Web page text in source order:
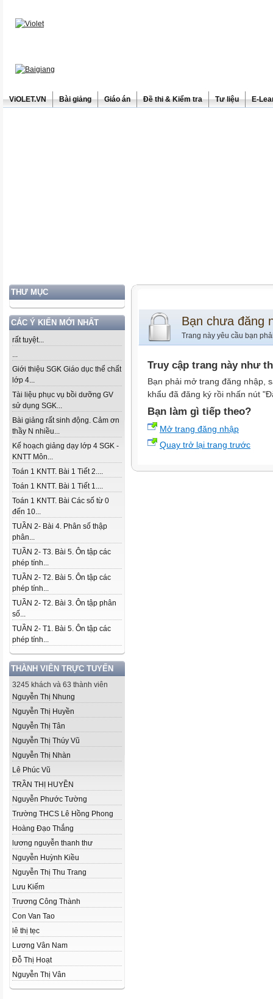
ViOLET.VN Bài giảng Giáo án Đề thi & Kiểm tra Tư liệu E-
THƯ MỤC
CÁC Ý KIẾN MỚI NHẤT
rất tuyệt...
...
Giới thiệu SGK Giáo dục thể chất
lớp 4...
Tài liệu phục vụ bồi dưỡng GV
sử dụng SGK...
Bài giảng rất sinh động. Cảm ơn
thầy N nhiều...
Kế hoạch giảng dạy lớp 4 SGK -
KNTT Môn...
Toán 1 KNTT. Bài 1 Tiết 2....
Toán 1 KNTT. Bài 1 Tiết 1....
Toán 1 KNTT. Bài Các số từ 0
đến 10...
TUẦN 2- Bài 4. Phân số thập
phân...
TUẦN 2- T3. Bài 5. Ôn tập các
phép tính...
TUẦN 2- T2. Bài 5. Ôn tập các
phép tính...
TUẦN 2- T2. Bài 3. Ôn tập phân
số...
TUẦN 2- T1. Bài 5. Ôn tập các
phép tính...
THÀNH VIÊN TRỰC TUYẾN
3245 khách và 63 thành viên
Nguyễn Thị Nhung
Nguyễn Thị Huyền
Nguyễn Thị Tân
Nguyễn Thị Thúy Vũ
Nguyễn Thị Nhàn
Lê Phúc Vũ
TRẦN THỊ HUYỀN
Nguyễn Phước Tường
Trường THCS Lê Hồng Phong
Hoàng Đạo Thắng
lương nguyễn thanh thư
Nguyễn Huỳnh Kiều
Nguyễn Thị Thu Trang
Lưu Kiếm
Trương Công Thành
Con Van Tao
lê thị tẹc
Lương Vân Nam
Đỗ Thị Hoạt
Nguyễn Thị Vân
Bạn chưa đăng
Trang này yêu cầu bạn
Truy cập trang này như
Bạn phải mở trang đăng nhập,
khẩu đã đăng ký rồi nhấn nút
Bạn làm gì tiếp theo?
Mở trang đăng nhập
Quay trở lại trang trước